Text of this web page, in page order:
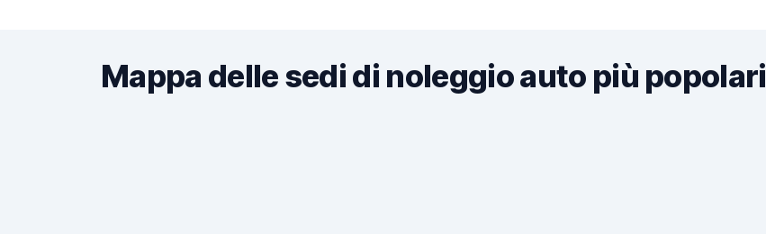
Mappa delle sedi di noleggio auto più popolari